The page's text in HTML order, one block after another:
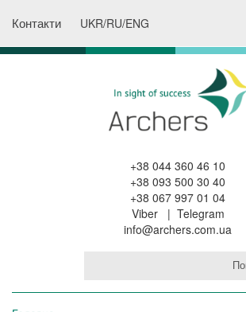
Контакти UKR/RU/ENG
+38 044 360 46 10
+38 093 500 30 40
+38 067 997 01 04
Viber| Telegram
info@archers.com.ua
Аутстафінг та кадри